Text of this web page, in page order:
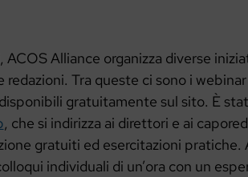
ACOS Alliance organizza diverse
redazioni. Tra queste ci sono i
gratuitamente sul sito. È
, che si indirizza ai direttori e ai
gratuiti ed esercitazioni pratiche.
individuali di un’ora con un